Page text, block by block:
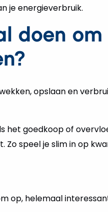
je energieverbruik.
doen
opslaan en
het goedkoop of
Zo speel je slim in op
op, helemaal